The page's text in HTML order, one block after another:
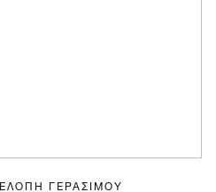
ΓΕΡΑΣΙΜΟΥ